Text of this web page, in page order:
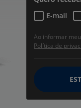
E-mail
Ao informar
Política de